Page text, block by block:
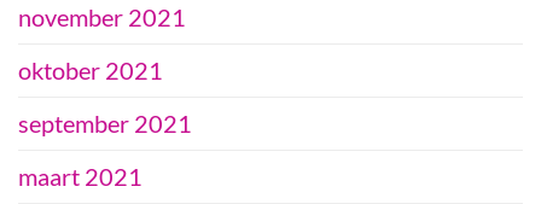
november 2021
oktober 2021
september 2021
maart 2021